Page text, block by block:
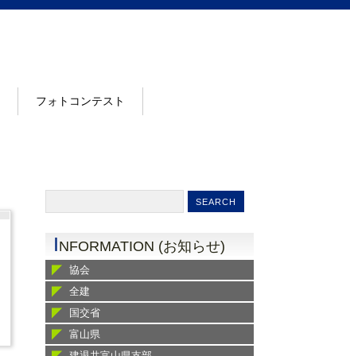
フォトコンテスト
INFORMATION (お知らせ)
協会
全建
国交省
富山県